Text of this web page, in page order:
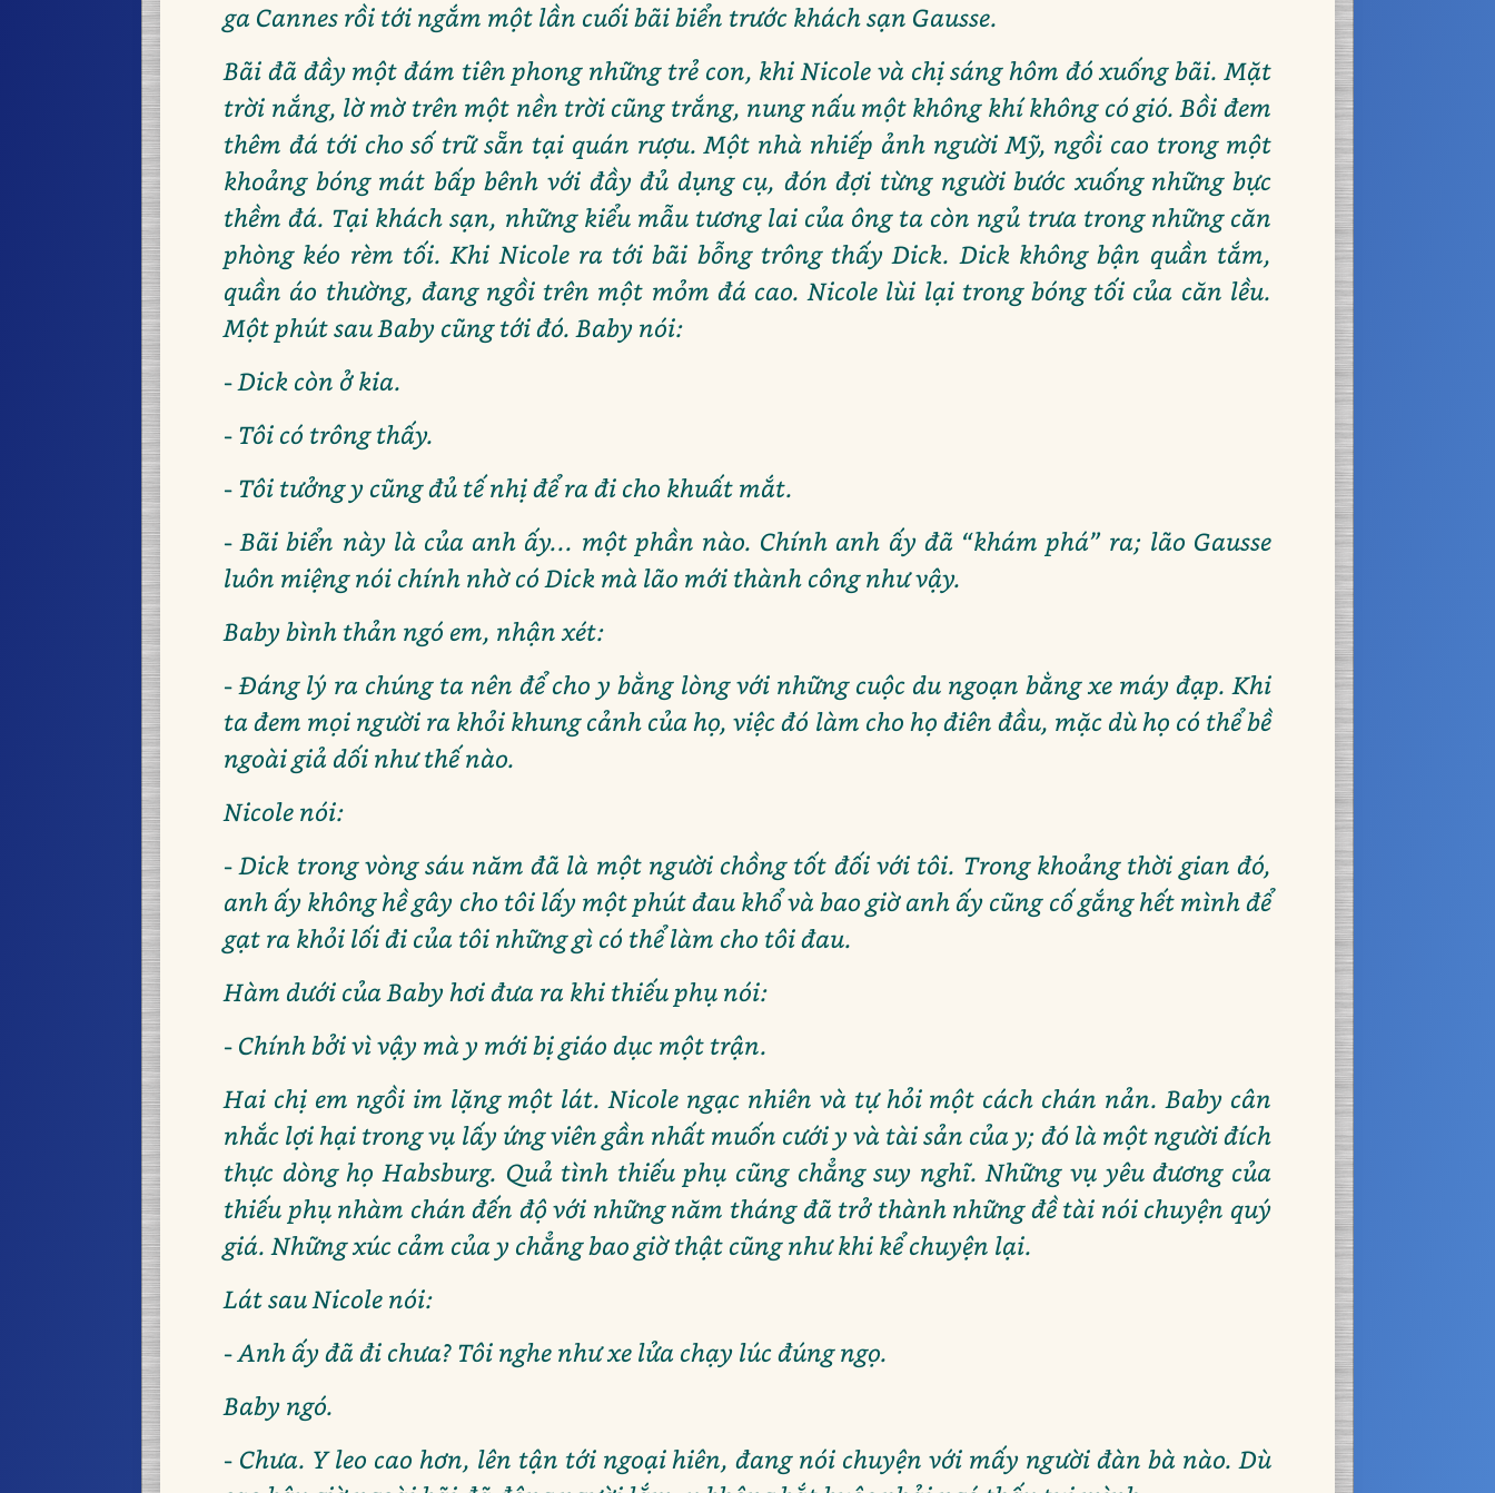
ga Cannes rồi tới ngắm một lần cuối bãi biển trước khách sạn Gausse.
Bãi đã đầy một đám tiên phong những trẻ con, khi Nicole và chị sáng hôm đó xuống bãi. Mặt
trời nắng, lờ mờ trên một nền trời cũng trắng, nung nấu một không khí không có gió. Bồi đem
thêm đá tới cho số trữ sẵn tại quán rượu. Một nhà nhiếp ảnh người Mỹ, ngồi cao trong một
khoảng bóng mát bấp bênh với đầy đủ dụng cụ, đón đợi từng người bước xuống những bực
thềm đá. Tại khách sạn, những kiểu mẫu tương lai của ông ta còn ngủ trưa trong những căn
phòng kéo rèm tối. Khi Nicole ra tới bãi bỗng trông thấy Dick. Dick không bận quần tắm,
quần áo thường, đang ngồi trên một mỏm đá cao. Nicole lùi lại trong bóng tối của căn lều.
Một phút sau Baby cũng tới đó. Baby nói:
- Dick còn ở kia.
- Tôi có trông thấy.
- Tôi tưởng y cũng đủ tế nhị để ra đi cho khuất mắt.
- Bãi biển này là của anh ấy... một phần nào. Chính anh ấy đã “khám phá” ra; lão Gausse
luôn miệng nói chính nhờ có Dick mà lão mới thành công như vậy.
Baby bình thản ngó em, nhận xét:
- Đáng lý ra chúng ta nên để cho y bằng lòng với những cuộc du ngoạn bằng xe máy đạp. Khi
ta đem mọi người ra khỏi khung cảnh của họ, việc đó làm cho họ điên đầu, mặc dù họ có thể bề
ngoài giả dối như thế nào.
Nicole nói:
- Dick trong vòng sáu năm đã là một người chồng tốt đối với tôi. Trong khoảng thời gian đó,
anh ấy không hề gây cho tôi lấy một phút đau khổ và bao giờ anh ấy cũng cố gắng hết mình để
gạt ra khỏi lối đi của tôi những gì có thể làm cho tôi đau.
Hàm dưới của Baby hơi đưa ra khi thiếu phụ nói:
- Chính bởi vì vậy mà y mới bị giáo dục một trận.
Hai chị em ngồi im lặng một lát. Nicole ngạc nhiên và tự hỏi một cách chán nản. Baby cân
nhắc lợi hại trong vụ lấy ứng viên gần nhất muốn cưới y và tài sản của y; đó là một người đích
thực dòng họ Habsburg. Quả tình thiếu phụ cũng chẳng suy nghĩ. Những vụ yêu đương của
thiếu phụ nhàm chán đến độ với những năm tháng đã trở thành những đề tài nói chuyện quý
giá. Những xúc cảm của y chẳng bao giờ thật cũng như khi kể chuyện lại.
Lát sau Nicole nói:
- Anh ấy đã đi chưa? Tôi nghe như xe lửa chạy lúc đúng ngọ.
Baby ngó.
- Chưa. Y leo cao hơn, lên tận tới ngoại hiên, đang nói chuyện với mấy người đàn bà nào. Dù